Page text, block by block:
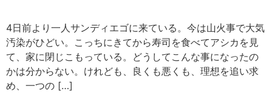
4日前より一人サンディエゴに来ている。今は山火事で大気
汚染がひどい。こっちにきてから寿司を食べてアシカを見
て、家に閉じこもっている。どうしてこんな事になったの
かは分からない。けれども、良くも悪くも、理想を追い求
め、一つの […]